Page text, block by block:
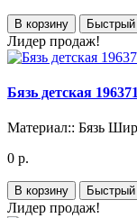
В корзину Быстрый
Лидер продаж!
Бязь детская
Материал:: Бязь
0 р.
В корзину Быстрый
Лидер продаж!